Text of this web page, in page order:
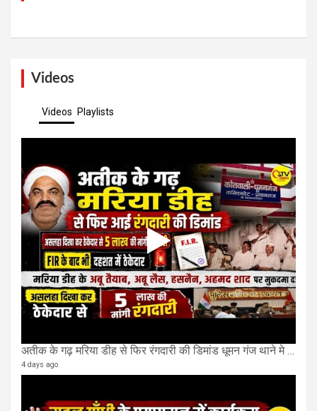
Videos
Videos Playlists
अतीक के गढ़ मरिया डीह से फिर रंगदारी की डिमांड धूमन गंज थाने मे 4 के खिलाफ मुकदमा दर्ज
4 days ago